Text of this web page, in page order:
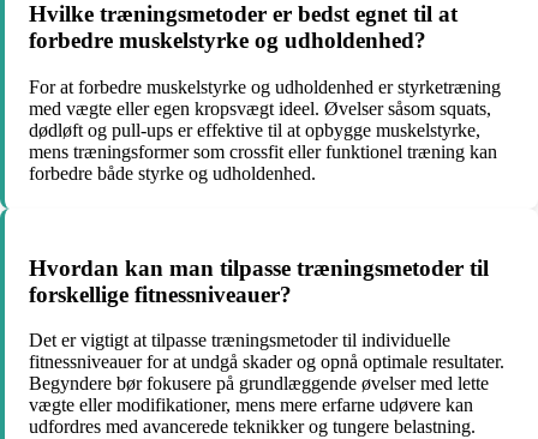
Hvilke træningsmetoder er bedst egnet til at
forbedre muskelstyrke og udholdenhed?
For at forbedre muskelstyrke og udholdenhed er styrketræning
med vægte eller egen kropsvægt ideel. Øvelser såsom squats,
dødløft og pull-ups er effektive til at opbygge muskelstyrke,
mens træningsformer som crossfit eller funktionel træning kan
forbedre både styrke og udholdenhed.
Hvordan kan man tilpasse træningsmetoder til
forskellige fitnessniveauer?
Det er vigtigt at tilpasse træningsmetoder til individuelle
fitnessniveauer for at undgå skader og opnå optimale resultater.
Begyndere bør fokusere på grundlæggende øvelser med lette
vægte eller modifikationer, mens mere erfarne udøvere kan
udfordres med avancerede teknikker og tungere belastning.